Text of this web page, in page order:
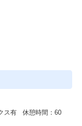
ス有 休憩時間：60